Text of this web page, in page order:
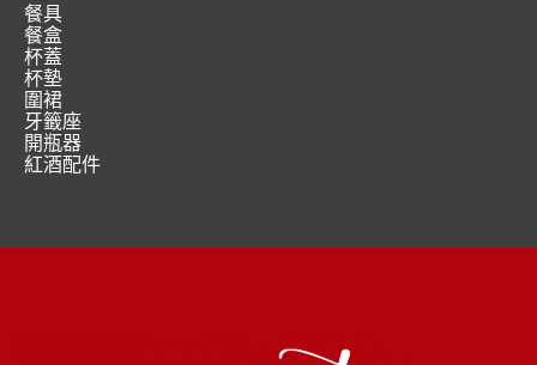
餐具
餐盒
杯蓋
杯墊
圍裙
牙籤座
開瓶器
紅酒配件